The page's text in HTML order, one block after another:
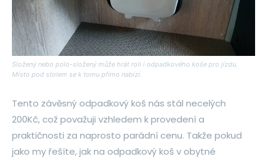
Složený nebo polo-složený může hrát roli i odpadkového koše pro jízdu.
Místo pod stolem se k tomu přímo nabízí.
Tento závěsný odpadkový koš nás stál necelých
200Kč, což považuji vzhledem k provedení a
praktičnosti za naprosto parádní cenu. Takže pokud
jako my řešíte, jak na odpadkový koš v obytné